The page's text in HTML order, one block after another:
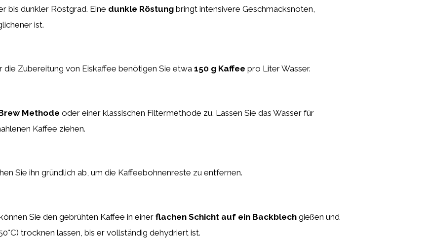
bis dunkler Röstgrad. Eine dunkle Röstung bringt intensivere Geschmacksnoten,
ist.
die Zubereitung von Eiskaffee benötigen Sie etwa 150 g Kaffee pro Liter Wasser.
Methode oder einer klassischen Filtermethode zu. Lassen Sie das Wasser für
Kaffee ziehen.
Sie ihn gründlich ab, um die Kaffeebohnenreste zu entfernen.
Sie den gebrühten Kaffee in einer flachen Schicht auf ein Backblech gießen und
trocknen lassen, bis er vollständig dehydriert ist.